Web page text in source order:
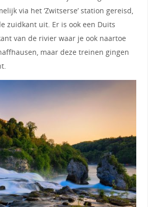
via het ‘Zwitserse’ station gereisd,
zuidkant uit. Er is ook een Duits
van de rivier waar je ook naartoe
maar deze treinen gingen